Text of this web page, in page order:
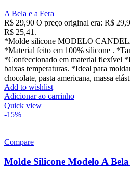
A Bela e a Fera
R$29,90 O preço original era: R$
R$ 25,41.
*Molde silicone MODELO
*Material feito em 100% silicone .
*Confeccionado em material flexível
baixas temperaturas. *Ideal para
chocolate, pasta americana, massa
Add to wishlist
Adicionar ao carrinho
Quick view
-15%
Compare
Molde Silicone Modelo A